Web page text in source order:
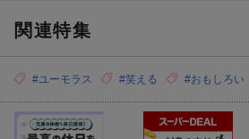
関連特集
#ユーモラス #笑える #おもしろい